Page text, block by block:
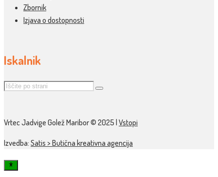
Zbornik
Izjava o dostopnosti
Iskalnik
Vrtec Jadvige Golež Maribor © 2025 | Vstopi
Izvedba: Satis > Butična kreativna agencija